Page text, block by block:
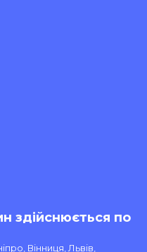
здійснюється по
Вінниця, Львів,